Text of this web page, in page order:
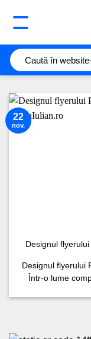
Designul
Designul flyerului
Într-o lume
22
nov.